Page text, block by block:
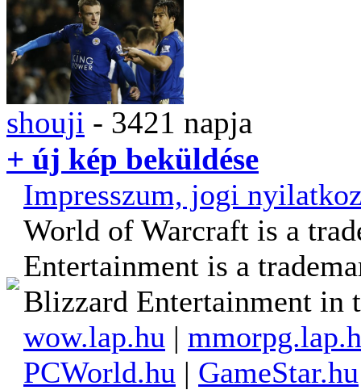
shouji - 3421 napja
+ új kép beküldése
Impresszum, jogi
World of Warcraft is a
Entertainment is a
Blizzard Entertainment in
wow.lap.hu |
PCWorld.hu | GameStar.hu